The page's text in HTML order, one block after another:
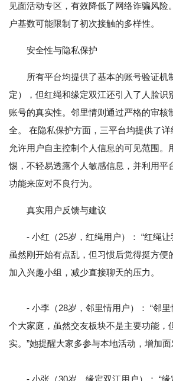
见面活动专区，有效降低了网络诈骗风险
户基数可能限制了初次接触的多样性。
安全性与隐私保护
所有平台均提供了基本的账号验证机
定），但红绳和缘定双江还引入了人脸识
账号的真实性。邻里情则通过严格的审核
全。 在隐私保护方面，三平台均提供了详
允许用户自主控制个人信息的可见范围。
惕，不轻易透露个人敏感信息，并利用平
功能来应对不良行为。
真实用户反馈与建议
- 小红（25岁，红绳用户）： “红绳让
虽然刚开始有点乱，但习惯后觉得挺方便
加入兴趣小组，减少直接聊天的压力。
- 小李（28岁，邻里情用户）： “邻里
个大家庭，虽然交友板块不是主要功能，
实。”她提醒大家多参与本地活动，增加面
- 小张（30岁，缘定双江用户）： “缘